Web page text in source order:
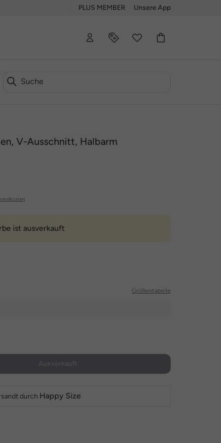
PLUS MEMBER Unsere App
V-Ausschnitt, Halbarm
ist ausverkauft
Größentabelle
durch Happy Size